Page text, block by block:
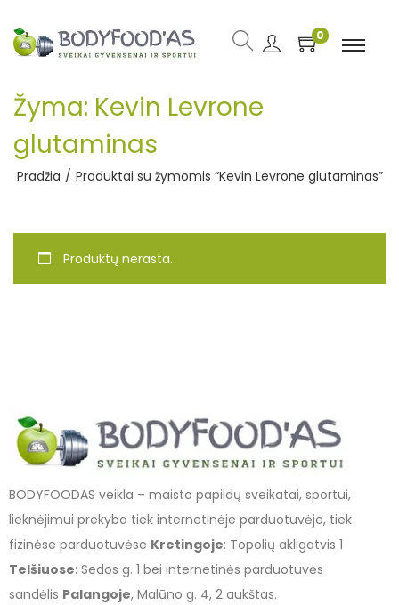
0
Žyma: Kevin Levrone
glutaminas
Pradžia / Produktai su žymomis “Kevin Levrone glutaminas”
Produktų nerasta.
BODYFOODAS veikla – maisto papildų sveikatai, sportui,
lieknėjimui prekyba tiek internetinėje parduotuvėje, tiek
fizinėse parduotuvėse Kretingoje: Topolių akligatvis 1
Telšiuose: Sedos g. 1 bei internetinės parduotuvės
sandėlis Palangoje, Malūno g. 4, 2 aukštas.